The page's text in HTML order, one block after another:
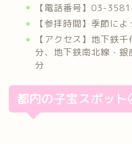
【電話番号】03-
【参拝時間】季節に
【アクセス】地下鉄
分、地下鉄南北線・
分
都内の子宝スポッ